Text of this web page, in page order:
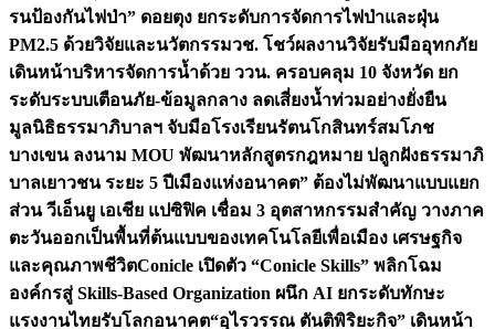
รนป้องกันไฟป่า” ดอยตุง ยกระดับการจัดการไฟป่าและฝุ่น
PM2.5 ด้วยวิจัยและนวัตกรรมวช. โชว์ผลงานวิจัยรับมืออุทกภัย
เดินหน้าบริหารจัดการน้ำด้วย ววน. ครอบคลุม 10 จังหวัด ยก
ระดับระบบเตือนภัย-ข้อมูลกลาง ลดเสี่ยงน้ำท่วมอย่างยั่งยืน
มูลนิธิธรรมาภิบาลฯ จับมือโรงเรียนรัตนโกสินทร์สมโภช
บางเขน ลงนาม MOU พัฒนาหลักสูตรกฎหมาย ปลูกฝังธรรมาภิ
บาลเยาวชน ระยะ 5 ปีเมืองแห่งอนาคต” ต้องไม่พัฒนาแบบแยก
ส่วน วีเอ็นยู เอเชีย แปซิฟิค เชื่อม 3 อุตสาหกรรมสำคัญ วางภาค
ตะวันออกเป็นพื้นที่ต้นแบบของเทคโนโลยีเพื่อเมือง เศรษฐกิจ
และคุณภาพชีวิตConicle เปิดตัว “Conicle Skills” พลิกโฉม
องค์กรสู่ Skills-Based Organization ผนึก AI ยกระดับทักษะ
แรงงานไทยรับโลกอนาคต“อุไรวรรณ ตันติพิริยะกิจ” เดินหน้า